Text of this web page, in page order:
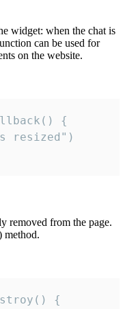
widget: when the chat is
can be used for
on the website.
{
resized")
removed from the page.
method.
{